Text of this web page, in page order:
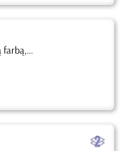
farbą,...
b